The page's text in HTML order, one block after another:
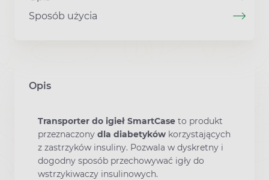
Sposób użycia
Opis
Transporter do igieł SmartCase to produkt
przeznaczony dla diabetyków korzystających
z zastrzyków insuliny. Pozwala w dyskretny i
dogodny sposób przechowywać igły do
wstrzykiwaczy insulinowych.